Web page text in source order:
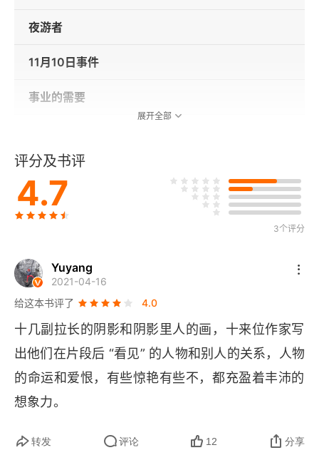
夜游者
11月10日事件
事业的需要
电影放映师
牧师的收藏
窗边的女人
静物1931
阳光中的女人
自助餐厅之秋
作家简介
展开全部
评分及书评
4.7
3个评分
Yuyang
2021-04-16
给这本书评了
4.0
十几副拉长的阴影和阴影里人的画，十来位作家写
出他们在片段后 “看见” 的人物和别人的关系，人物
的命运和爱恨，有些惊艳有些不，都充盈着丰沛的
想象力。
转发 评论 12 分享